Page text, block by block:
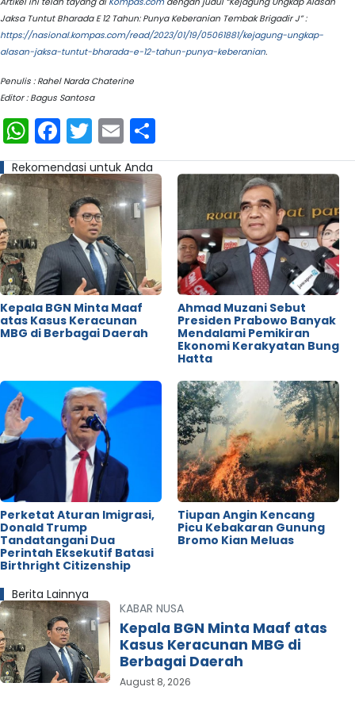
Jaksa Tuntut Bharada E 12 Tahun: Punya Keberanian Tembak Brigadir J” :
https://nasional.kompas.com/read/2023/01/19/05061881/kejagung-ungkap-
alasan-jaksa-tuntut-bharada-e-12-tahun-punya-keberanian.
Penulis : Rahel Narda Chaterine
Editor : Bagus Santosa
WhatsApp
Facebook
Twitter
Email
Rekomendasi untuk Anda
Kepala BGN Minta Maaf
atas Kasus Keracunan
MBG di Berbagai Daerah
Ahmad Muzani Sebut
Presiden Prabowo Banyak
Mendalami Pemikiran
Ekonomi Kerakyatan Bung
Hatta
Perketat Aturan Imigrasi,
Donald Trump
Tandatangani Dua
Perintah Eksekutif Batasi
Birthright Citizenship
Tiupan Angin Kencang
Picu Kebakaran Gunung
Bromo Kian Meluas
Berita Lainnya
KABAR NUSA
Kepala BGN Minta Maaf atas
Kasus Keracunan MBG di
Berbagai Daerah
August 8, 2026